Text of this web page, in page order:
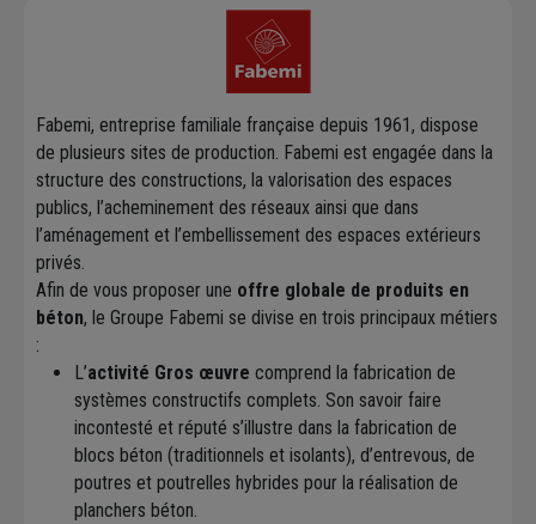
Fabemi, entreprise familiale française depuis 1961, dispose
de plusieurs sites de production. Fabemi est engagée dans la
structure des constructions, la valorisation des espaces
publics, l’acheminement des réseaux ainsi que dans
l’aménagement et l’embellissement des espaces extérieurs
privés.
Afin de vous proposer une offre globale de produits en
béton, le Groupe Fabemi se divise en trois principaux métiers
:
L’activité Gros œuvre comprend la fabrication de
systèmes constructifs complets. Son savoir faire
incontesté et réputé s’illustre dans la fabrication de
blocs béton (traditionnels et isolants), d’entrevous, de
poutres et poutrelles hybrides pour la réalisation de
planchers béton.